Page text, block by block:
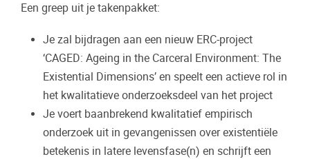
Een greep uit je takenpakket:
Je zal bijdragen aan een nieuw ERC-project
‘CAGED: Ageing in the Carceral Environment: The
Existential Dimensions’ en speelt een actieve rol in
het kwalitatieve onderzoeksdeel van het project
Je voert baanbrekend kwalitatief empirisch
onderzoek uit in gevangenissen over existentiële
betekenis in latere levensfase(n) en schrijft een